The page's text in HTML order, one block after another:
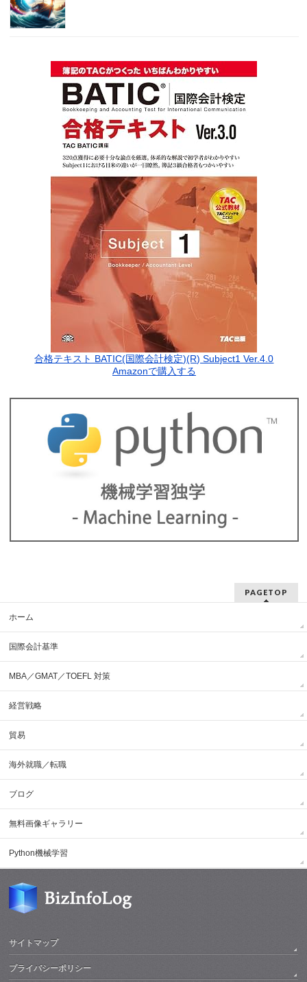
合格テキスト BATIC(国際会計検定)(R) Subject1 Ver.4.0
Amazonで購入する
PAGETOP
ホーム
国際会計基準
MBA／GMAT／TOEFL 対策
経営戦略
貿易
海外就職／転職
ブログ
無料画像ギャラリー
Python機械学習
サイトマップ
プライバシーポリシー